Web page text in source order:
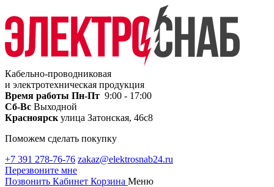
Кабельно-проводниковая
и электротехническая продукция
Время работы Пн-Пт 9:00 - 17:00
Сб-Вс Выходной
Красноярск улица Затонская, 46с8
Поможем сделать покупку
+7 391 278-76-76 zakaz@elektrosnab24.ru
Перезвоните мне
Позвонить Кабинет Корзина Меню